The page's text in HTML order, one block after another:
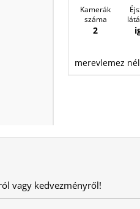
Kamerák
száma
2
merevlemez
vagy kedvezményről!